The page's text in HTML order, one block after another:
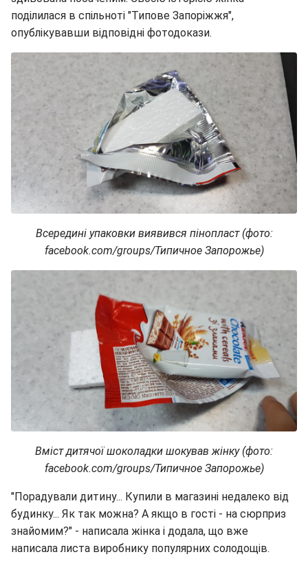
поділилася в спільноті "Типове Запоріжжя",
опублікувавши відповідні фотодокази.
Всередині упаковки виявився пінопласт (фото:
facebook.com/groups/Типичное Запорожье)
Вміст дитячої шоколадки шокував жінку (фото:
facebook.com/groups/Типичное Запорожье)
"Порадували дитину... Купили в магазині недалеко від
будинку... Як так можна? А якщо в гості - на сюрприз
знайомим?" - написала жінка і додала, що вже
написала листа виробнику популярних солодощів.